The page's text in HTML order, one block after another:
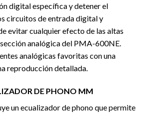
digital específica y detener el
circuitos de entrada digital y
evitar cualquier efecto de las altas
analógica del PMA-600NE.
analógicas favoritas con una
reproducción detallada.
DE PHONO MM
un ecualizador de phono que permite